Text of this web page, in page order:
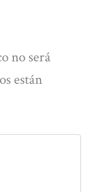
no será
están